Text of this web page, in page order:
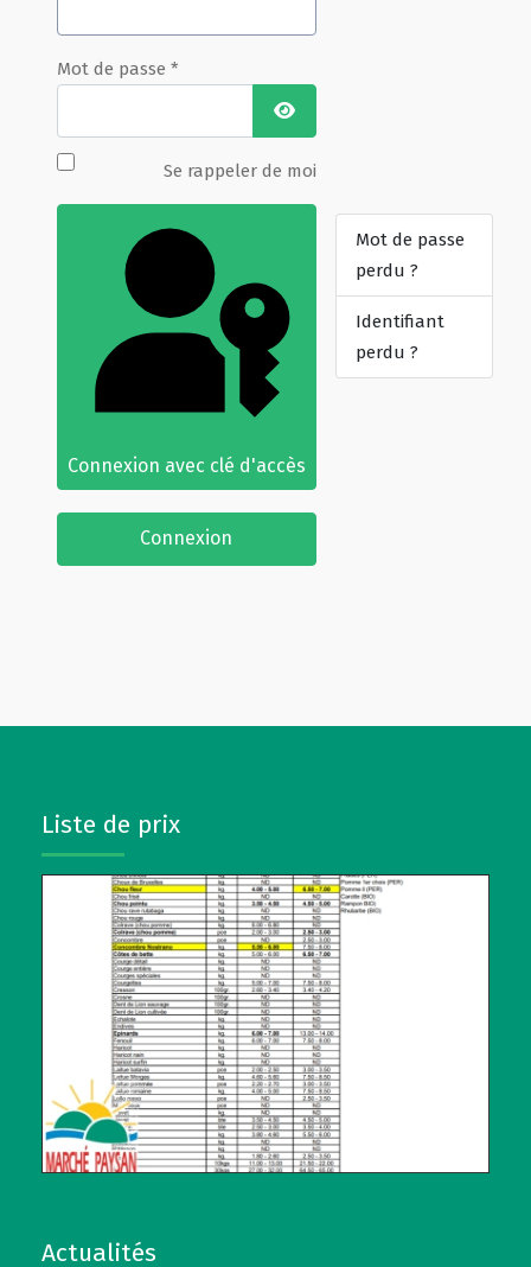
Liste de prix
Actualités
Mot de passe *
Afficher le mot de passe
Se rappeler de moi
Connexion avec clé d'accès
Connexion
Mot de passe
perdu ?
Identifiant
perdu ?